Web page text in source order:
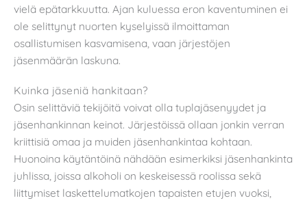
vielä epätarkkuutta. Ajan kuluessa eron kaventuminen ei
ole selittynyt nuorten kyselyissä ilmoittaman
osallistumisen kasvamisena, vaan järjestöjen
jäsenmäärän laskuna.
Kuinka jäseniä hankitaan?
Osin selittäviä tekijöitä voivat olla tuplajäsenyydet ja
jäsenhankinnan keinot. Järjestöissä ollaan jonkin verran
kriittisiä omaa ja muiden jäsenhankintaa kohtaan.
Huonoina käytäntöinä nähdään esimerkiksi jäsenhankinta
juhlissa, joissa alkoholi on keskeisessä roolissa sekä
liittymiset laskettelumatkojen tapaisten etujen vuoksi,